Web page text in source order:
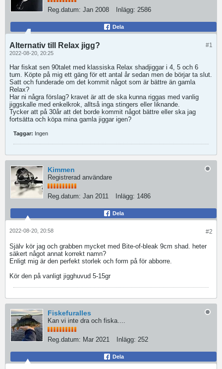
Reg.datum: Jan 2008 Inlägg: 2586
Dela
#1
Alternativ till Relax jigg?
2022-08-20, 20:25
Har fiskat sen 90talet med klassiska Relax shadjiggar i 4, 5 och 6
tum. Köpte på mig ett gäng för ett antal år sedan men de börjar ta slut.
Satt och funderade om det kommit något som är bättre än gamla
Relax?
Har ni några förslag? kravet är att de ska kunna riggas med vanlig
jiggskalle med enkelkrok, alltså inga stingers eller liknande.
Tycker att på 30år att det borde kommit något bättre eller ska jag
fortsätta och köpa mina gamla jiggar igen?
Taggar: Ingen
Kimmen
Registrerad användare
Reg.datum: Jan 2011 Inlägg: 1486
Dela
#2
2022-08-20, 20:58
Själv kör jag och grabben mycket med Bite-of-bleak 9cm shad. heter
säkert något annat korrekt namn?
Enligt mig är den perfekt storlek och form på för abborre.
Kör den på vanligt jigghuvud 5-15gr
Fiskefuralles
Kan vi inte dra och fiska....
Reg.datum: Mar 2021 Inlägg: 252
Dela